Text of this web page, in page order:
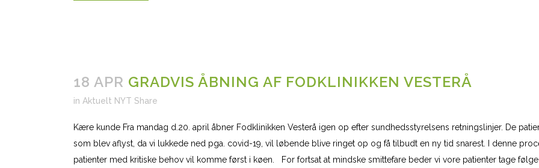
18 APR GRADVIS ÅBNING AF FODKLINIKKEN VESTERÅ
in Aktuelt NYT Share
Kære kunde Fra mandag d.20. april åbner Fodklinikken Vesterå igen op efter sundhedsstyrelsens retningslinjer. De
som blev aflyst, da vi lukkede ned pga. covid-19, vil løbende blive ringet op og få tilbudt en ny tid snarest. I denne
patienter med kritiske behov vil komme først i køen. For fortsat at mindske smittefare beder vi vore patienter tage